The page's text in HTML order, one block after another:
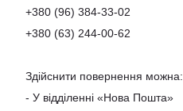
+380 (96) 384-33-02
+380 (63) 244-00-62
Здійснити повернення можна:
- У відділенні «Нова Пошта»